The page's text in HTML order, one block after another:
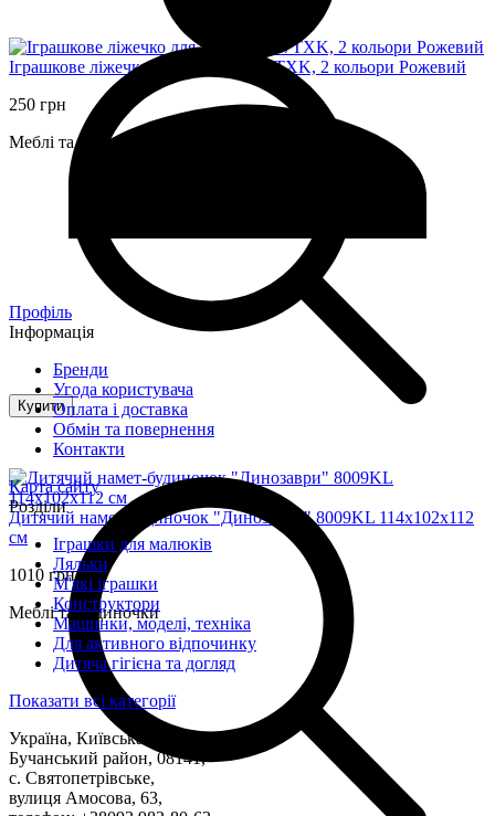
Іграшкове ліжечко для ляльки 4517TXK, 2 кольори Рожевий
250 грн
Меблі та будиночки
Дитячий намет-будиночок "Динозаври" 8009KL 114х102х112
см
1010 грн
Меблі та будиночки
Купити
Профіль
Інформація
Бренди
Угода користувача
Оплата і доставка
Обмін та повернення
Контакти
Карта сайту
Розділи
Іграшки для малюків
Ляльки
М'які іграшки
Конструктори
Машинки, моделі, техніка
Для активного відпочинку
Дитяча гігієна та догляд
Показати всі категорії
Україна, Київська область,
Бучанський район, 08141,
с. Святопетрівське,
вулиця Амосова, 63,